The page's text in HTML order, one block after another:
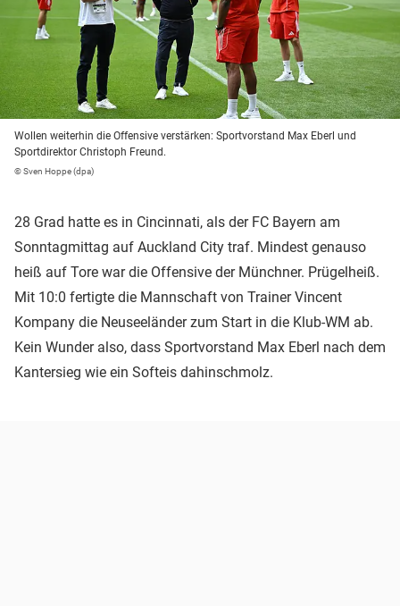
Wollen weiterhin die Offensive verstärken: Sportvorstand Max Eberl und
Sportdirektor Christoph Freund.
© Sven Hoppe (dpa)
28 Grad hatte es in Cincinnati, als der FC Bayern am
Sonntagmittag auf Auckland City traf. Mindest genauso
heiß auf Tore war die Offensive der Münchner. Prügelheiß.
Mit 10:0 fertigte die Mannschaft von Trainer Vincent
Kompany die Neuseeländer zum Start in die Klub-WM ab.
Kein Wunder also, dass Sportvorstand Max Eberl nach dem
Kantersieg wie ein Softeis dahinschmolz.